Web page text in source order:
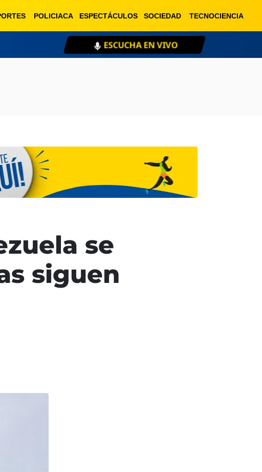
POLICIACA ESPECTÁCULOS SOCIEDAD TECNOCIENCIA
ESCUCHA EN VIVO
se
siguen